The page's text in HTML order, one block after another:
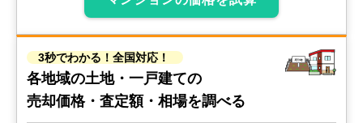
3秒でわかる！全国対応！
各地域の土地・一戸建ての
売却価格・査定額・相場を調べる